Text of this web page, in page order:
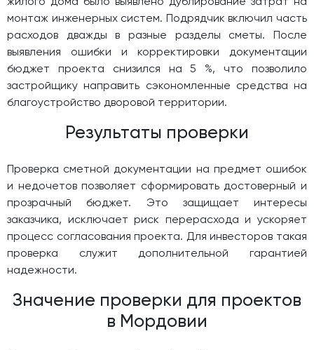
монтаж инженерных систем. Подрядчик включил часть
расходов дважды в разные разделы сметы. После
выявления ошибки и корректировки документации
бюджет проекта снизился на 5 %, что позволило
застройщику направить сэкономленные средства на
благоустройство дворовой территории.
Результаты проверки
Проверка сметной документации на предмет ошибок
и недочетов позволяет сформировать достоверный и
прозрачный бюджет. Это защищает интересы
заказчика, исключает риск перерасхода и ускоряет
процесс согласования проекта. Для инвесторов такая
проверка служит дополнительной гарантией
надежности.
Значение проверки для проектов
в Мордовии